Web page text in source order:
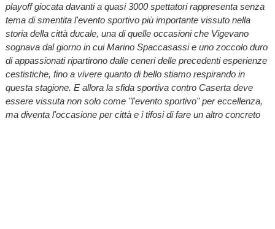
playoff giocata davanti a quasi 3000 spettatori rappresenta senza
tema di smentita l'evento sportivo più importante vissuto nella
storia della città ducale, una di quelle occasioni che Vigevano
sognava dal giorno in cui Marino Spaccasassi e uno zoccolo duro
di appassionati ripartirono dalle ceneri delle precedenti esperienze
cestistiche, fino a vivere quanto di bello stiamo respirando in
questa stagione. E allora la sfida sportiva contro Caserta deve
essere vissuta non solo come "l'evento sportivo" per eccellenza,
ma diventa l'occasione per città e i tifosi di fare un altro concreto